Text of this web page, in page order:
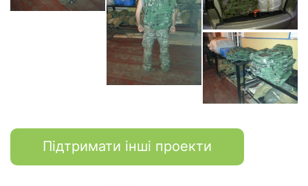
Підтримати інші проекти